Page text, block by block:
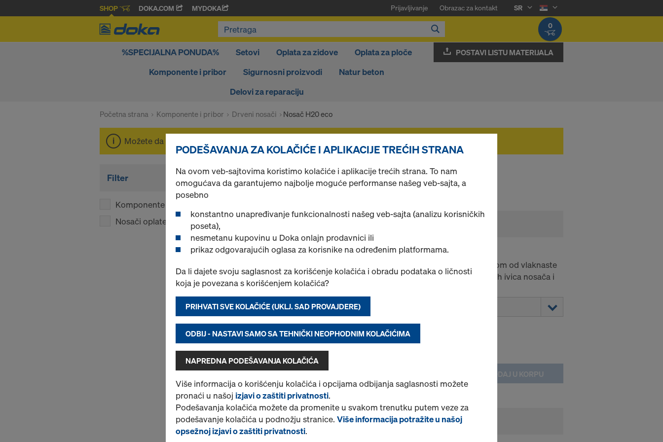
SHOP DOKA.COM MYDOKA Prijavljivanje Obrazac za kontakt
SR
0
%SPECIJALNA PONUDA% Setovi Oplata za zidove
Oplata za ploče
Komponente i pribor
Sigurnosni proizvodi
Natur beton
Delovi za reparaciju
POSTAVI LISTU MATERIJALA
Početna strana Komponente i pribor Drveni nosači Nosač H20 eco
Možete da pregledate cene vaših proizvoda nakon
Filter
Komponente
Nosači oplate
Nosač H20 eco
Doka-nosač H20 eco P
Dimenziono stabilan nosač sa punim rebrom od vlaknaste
ploče i čeonim ojačanjima u vidu zakošenih ivica nosača i
Izaberite varijantu
Novo
DODAJ U KORPU
Pronađeno 1 proizvoda Najviše prikazivano
PODEŠAVANJA ZA KOLAČIĆE I APLIKACIJE TREĆIH STRANA
Na ovom veb-sajtovima koristimo kolačiće i aplikacije trećih strana. To nam
omogućava da garantujemo najbolje moguće performanse našeg veb-sajta, a
posebno
konstantno unapređivanje funkcionalnosti našeg veb-sajta (analizu korisničkih
poseta),
nesmetanu kupovinu u Doka onlajn prodavnici ili
prikaz odgovarajućih oglasa za korisnike na određenim platformama.
Da li dajete svoju saglasnost za korišćenje kolačića i obradu podataka o ličnosti
koja je povezana s korišćenjem kolačića?
PRIHVATI SVE KOLAČIĆE (UKLJ. SAD PROVAJDERE)
ODBIJ - NASTAVI SAMO SA TEHNIČKI NEOPHODNIM KOLAČIĆIMA
NAPREDNA PODEŠAVANJA KOLAČIĆA
Više informacija o korišćenju kolačića i opcijama odbijanja saglasnosti možete
pronaći u našoj izjavi o zaštiti privatnosti.
Podešavanja kolačića možete da promenite u svakom trenutku putem veze za
podešavanje kolačića u podnožju stranice. Više informacija potražite u našoj
opsežnoj izjavi o zaštiti privatnosti.